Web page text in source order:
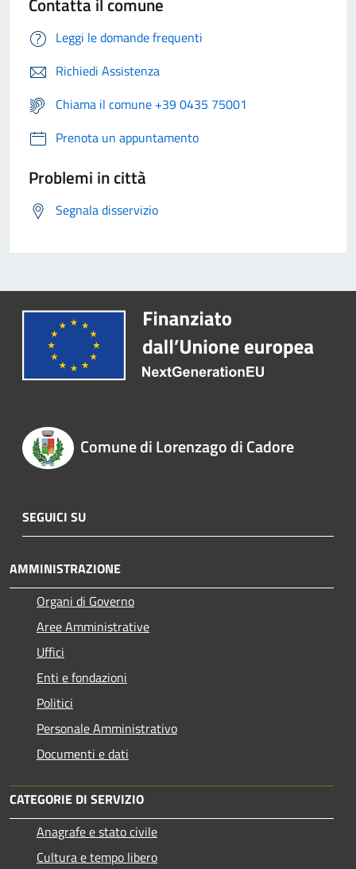
Leggi le domande frequenti
Richiedi Assistenza
Chiama il comune +39 0435 75001
Prenota un appuntamento
Problemi in città
Segnala disservizio
Comune di Lorenzago di Cadore
SEGUICI SU
AMMINISTRAZIONE
Organi di Governo
Aree Amministrative
Uffici
Enti e fondazioni
Politici
Personale Amministrativo
Documenti e dati
CATEGORIE DI SERVIZIO
Anagrafe e stato civile
Cultura e tempo libero